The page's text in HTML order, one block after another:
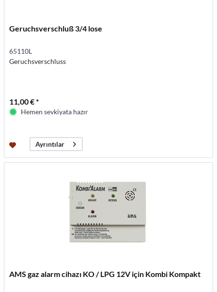
Geruchsverschluß 3/4 lose
65110L
Geruchsverschluss
11,00 € *
Hemen sevkiyata hazır
Ayrıntılar
AMS gaz alarm cihazı KO / LPG 12V için Kombi Kompakt